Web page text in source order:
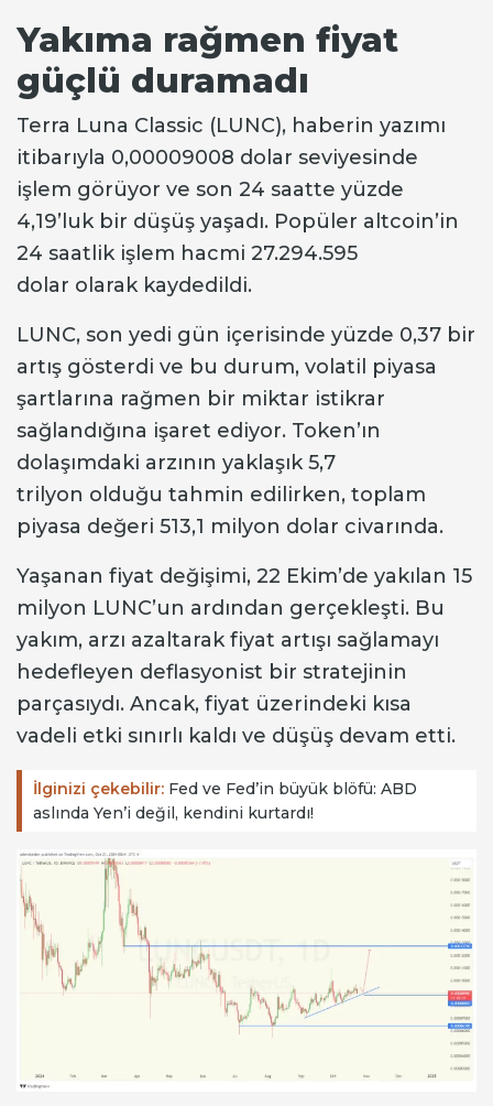
Yakıma rağmen fiyat
güçlü duramadı
Terra Luna Classic (LUNC), haberin yazımı
itibarıyla 0,00009008 dolar seviyesinde
işlem görüyor ve son 24 saatte yüzde
4,19’luk bir düşüş yaşadı. Popüler altcoin’in
24 saatlik işlem hacmi 27.294.595
dolar olarak kaydedildi.
LUNC, son yedi gün içerisinde yüzde 0,37 bir
artış gösterdi ve bu durum, volatil piyasa
şartlarına rağmen bir miktar istikrar
sağlandığına işaret ediyor. Token’ın
dolaşımdaki arzının yaklaşık 5,7
trilyon olduğu tahmin edilirken, toplam
piyasa değeri 513,1 milyon dolar civarında.
Yaşanan fiyat değişimi, 22 Ekim’de yakılan 15
milyon LUNC’un ardından gerçekleşti. Bu
yakım, arzı azaltarak fiyat artışı sağlamayı
hedefleyen deflasyonist bir stratejinin
parçasıydı. Ancak, fiyat üzerindeki kısa
vadeli etki sınırlı kaldı ve düşüş devam etti.
İlginizi çekebilir: Fed ve Fed’in büyük blöfü: ABD
aslında Yen’i değil, kendini kurtardı!